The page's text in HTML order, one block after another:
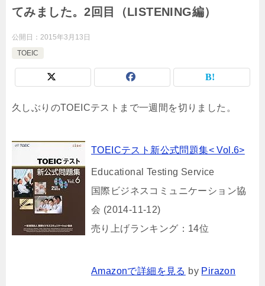
てみました。2回目（LISTENING編）
公開日： 2015年3月13日
TOEIC
久しぶりのTOEICテストまで一週間を切りました。
TOEICテスト新公式問題集< Vol.6>
Educational Testing Service
国際ビジネスコミュニケーション協
会 (2014-11-12)
売り上げランキング：14位
Amazonで詳細を見る by Pirazon